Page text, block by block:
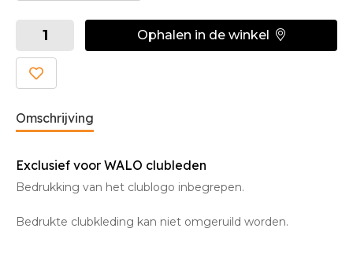
Ophalen in de winkel
Omschrijving
Exclusief voor WALO clubleden
Bedrukking van het clublogo inbegrepen.
Bedrukte clubkleding kan niet omgeruild worden.